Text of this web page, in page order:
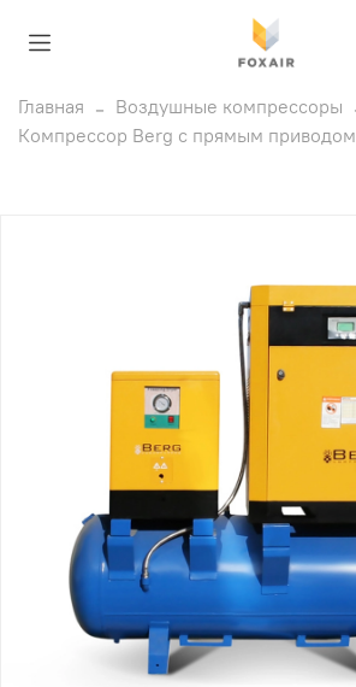
Главная Воздушные компрессоры
Компрессор Berg c прямым приводом